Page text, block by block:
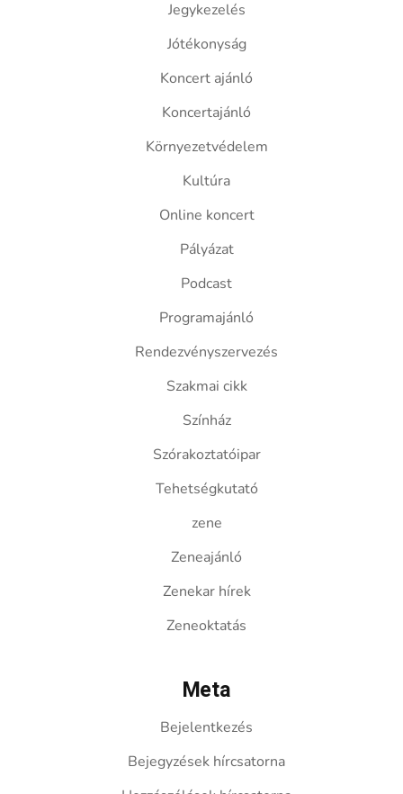
Jegykezelés
Jótékonyság
Koncert ajánló
Koncertajánló
Környezetvédelem
Kultúra
Online koncert
Pályázat
Podcast
Programajánló
Rendezvényszervezés
Szakmai cikk
Színház
Szórakoztatóipar
Tehetségkutató
zene
Zeneajánló
Zenekar hírek
Zeneoktatás
Meta
Bejelentkezés
Bejegyzések hírcsatorna